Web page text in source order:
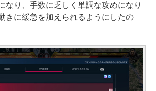
なり、手数に乏しく単調な攻めになり
きに緩急を加えられるようにしたの